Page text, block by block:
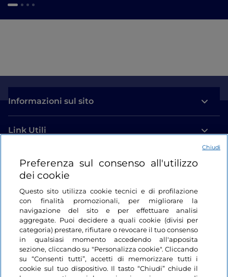
Informazioni sul sito
Link Utili
Login
Restiamo in contatto
Preferenza sul consenso all'utilizzo
dei cookie
Questo sito utilizza cookie tecnici e di profilazione
con finalità promozionali, per migliorare la
navigazione del sito e per effettuare analisi
aggregate. Puoi decidere a quali cookie (divisi per
categoria) prestare, rifiutare o revocare il tuo consenso
in qualsiasi momento accedendo all'apposita
sezione, cliccando su "Personalizza cookie". Cliccando
su “Consenti tutti”, accetti di memorizzare tutti i
cookie sul tuo dispositivo. Il tasto “Chiudi” chiude il
Chiudi